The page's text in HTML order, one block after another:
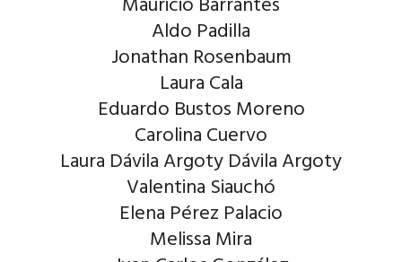
Aldo Padilla
Jonathan Rosenbaum
Laura Cala
Eduardo Bustos Moreno
Carolina Cuervo
Laura Dávila Argoty Dávila Argoty
Valentina Siauchó
Elena Pérez Palacio
Melissa Mira